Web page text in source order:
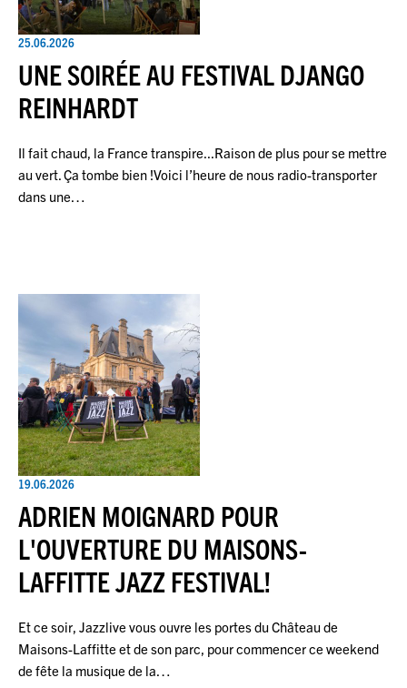
25.06.2026
UNE SOIRÉE AU FESTIVAL DJANGO
REINHARDT
Il fait chaud, la France transpire...Raison de plus pour se mettre
au vert. Ça tombe bien !Voici l’heure de nous radio-transporter
dans une…
19.06.2026
ADRIEN MOIGNARD POUR
L'OUVERTURE DU MAISONS-
LAFFITTE JAZZ FESTIVAL!
Et ce soir, Jazzlive vous ouvre les portes du Château de
Maisons-Laffitte et de son parc, pour commencer ce weekend
de fête la musique de la…